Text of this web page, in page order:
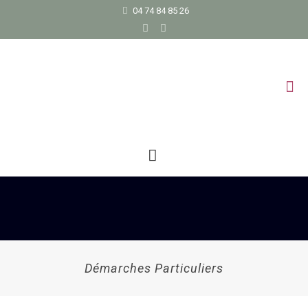
04 74 84 85 26
Démarches Particuliers